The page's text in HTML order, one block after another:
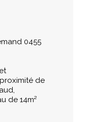
0455
de
de 14m²